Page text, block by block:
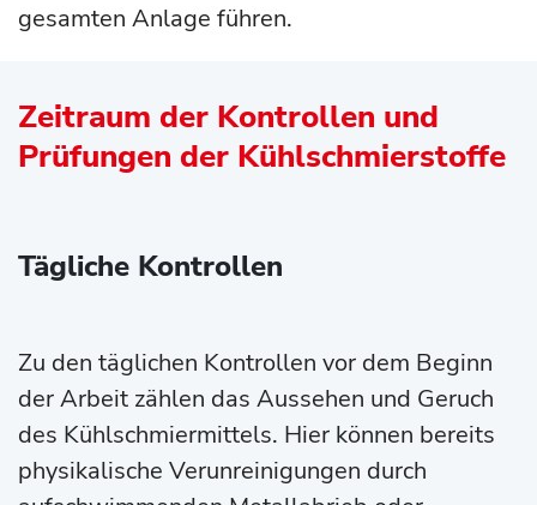
gesamten Anlage führen.
Zeitraum der Kontrollen und
Prüfungen der Kühlschmierstoffe
Tägliche Kontrollen
Zu den täglichen Kontrollen vor dem Beginn
der Arbeit zählen das Aussehen und Geruch
des Kühlschmiermittels. Hier können bereits
physikalische Verunreinigungen durch